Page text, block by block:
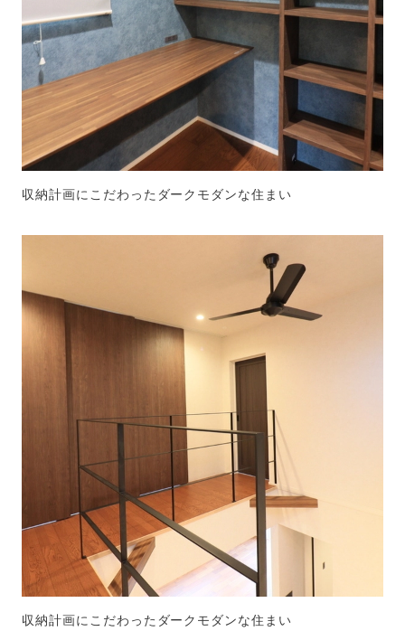
収納計画にこだわったダークモダンな住まい
収納計画にこだわったダークモダンな住まい